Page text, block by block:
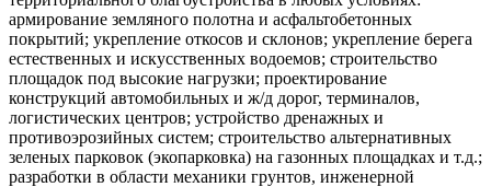
армирование земляного полотна и асфальтобетонных
покрытий; укрепление откосов и склонов; укрепление берега
естественных и искусственных водоемов; строительство
площадок под высокие нагрузки; проектирование
конструкций автомобильных и ж/д дорог, терминалов,
логистических центров; устройство дренажных и
противоэрозийных систем; строительство альтернативных
зеленых парковок (экопарковка) на газонных площадках и т.д.;
разработки в области механики грунтов, инженерной